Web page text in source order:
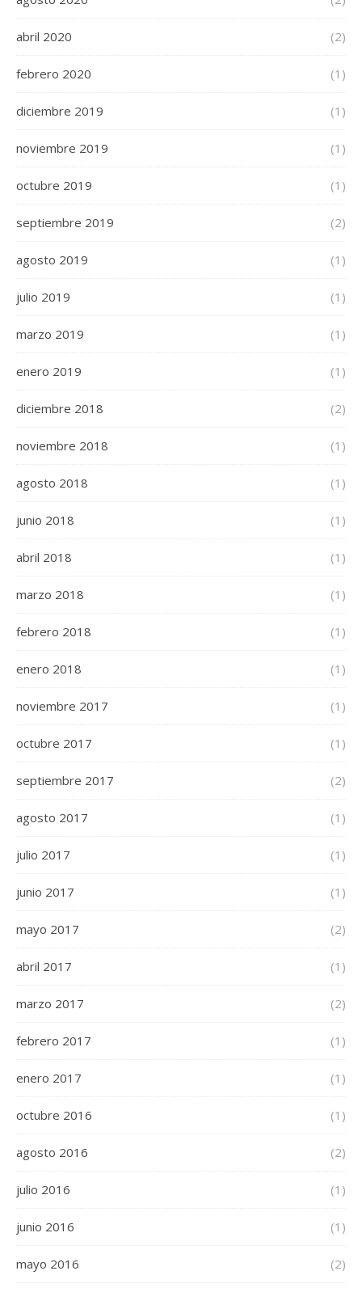
abril 2020 (2)
febrero 2020 (1)
diciembre 2019 (1)
noviembre 2019 (1)
octubre 2019 (1)
septiembre 2019 (2)
agosto 2019 (1)
julio 2019 (1)
marzo 2019 (1)
enero 2019 (1)
diciembre 2018 (2)
noviembre 2018 (1)
agosto 2018 (1)
junio 2018 (1)
abril 2018 (1)
marzo 2018 (1)
febrero 2018 (1)
enero 2018 (1)
noviembre 2017 (1)
octubre 2017 (1)
septiembre 2017 (2)
agosto 2017 (1)
julio 2017 (1)
junio 2017 (1)
mayo 2017 (2)
abril 2017 (1)
marzo 2017 (2)
febrero 2017 (1)
enero 2017 (1)
octubre 2016 (1)
agosto 2016 (2)
julio 2016 (1)
junio 2016 (1)
mayo 2016 (2)